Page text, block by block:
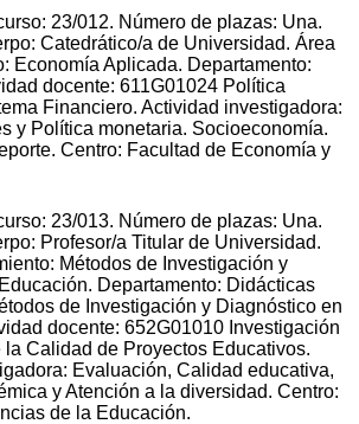
23/012. Número de plazas: Una.
Catedrático/a de Universidad. Área
Economía Aplicada. Departamento:
docente: 611G01024 Política
Financiero. Actividad investigadora:
y Política monetaria. Socioeconomía.
Centro: Facultad de Economía y
23/013. Número de plazas: Una.
Profesor/a Titular de Universidad.
Métodos de Investigación y
Departamento: Didácticas
de Investigación y Diagnóstico en
docente: 652G01010 Investigación
Calidad de Proyectos Educativos.
Evaluación, Calidad educativa,
y Atención a la diversidad. Centro:
de la Educación.